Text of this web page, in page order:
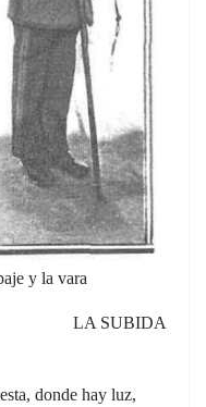
y la vara
LA SUBIDA
donde hay luz,